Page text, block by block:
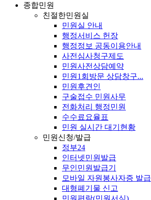
종합민원
친절한민원실
민원실 안내
행정서비스 헌장
행정정보 공동이용안내
사전심사청구제도
민원사전상담예약
민원1회방문 상담창구...
민원후견인
구술접수 민원사무
전화처리 행정민원
수수료요율표
민원 실시간 대기현황
민원신청/발급
정부24
인터넷민원발급
무인민원발급기
모바일 자원봉사자증 발급
대형폐기물 신고
민원편람(민원서식)